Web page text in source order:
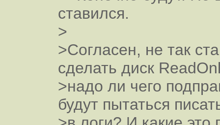
ставился.
>
>Согласен, не так
сделать диск
>надо ли чего
будут пытаться